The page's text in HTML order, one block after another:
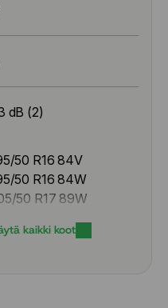
dB (2)
50 R16 84V
50 R16 84W
50 R17 89W
55 R16 91W
kaikki koot